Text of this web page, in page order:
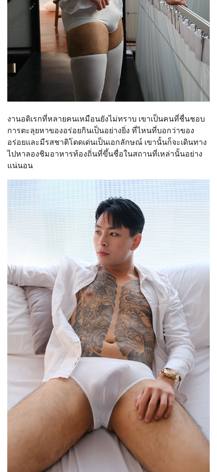
งานอดิเรกที่หลายคนเหมือนยังไม่ทราบ เขาเป็นคนที่ชื่นชอบ
การตะลุยหาของอร่อยกินเป็นอย่างยิ่ง ที่ไหนที่บอกว่าของ
อร่อยและมีรสชาติโดดเด่นเป็นเอกลักษณ์ เขานั้นก็จะเดินทาง
ไปหาลองชิมอาหารท้องถิ่นที่ขึ้นชื่อในสถานที่เหล่านั้นอย่าง
แน่นอน